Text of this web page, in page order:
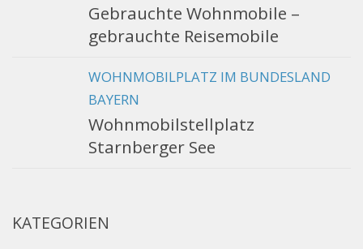
Gebrauchte Wohnmobile –
gebrauchte Reisemobile
WOHNMOBILPLATZ IM BUNDESLAND
BAYERN
Wohnmobilstellplatz
Starnberger See
KATEGORIEN